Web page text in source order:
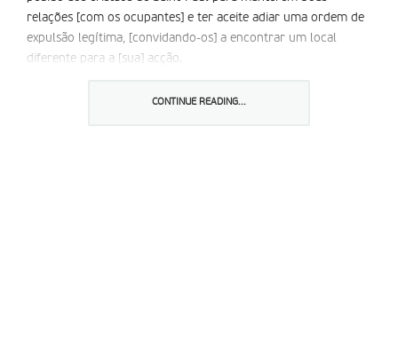
relações [com os ocupantes] e ter aceite adiar uma ordem de
expulsão legítima, [convidando-os] a encontrar um local
diferente para a [sua] acção.
sido solicitada no início da acção pelo próprio bispo.
CONTINUE READING...